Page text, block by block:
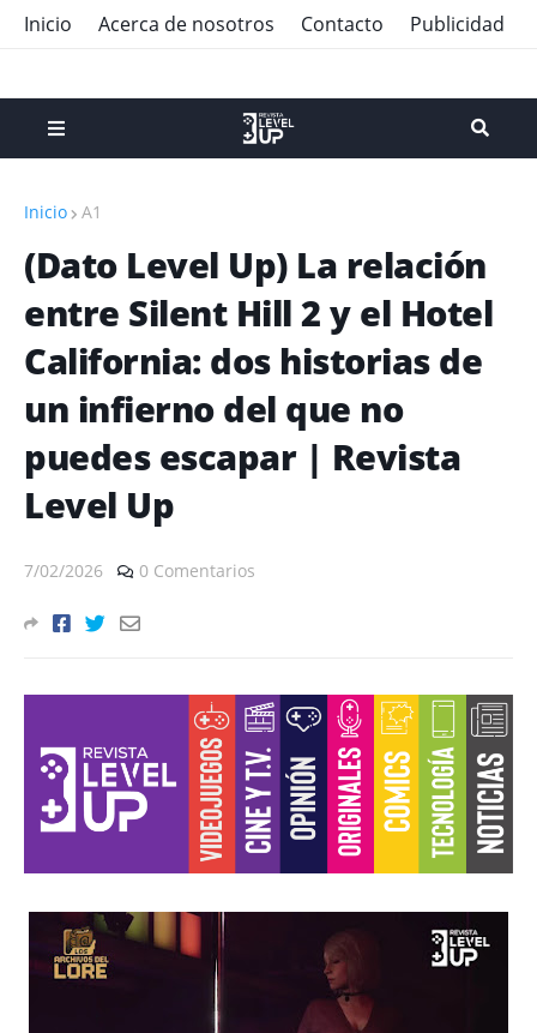
Inicio Acerca de nosotros Contacto Publicidad
Inicio A1
(Dato Level Up) La relación
entre Silent Hill 2 y el Hotel
California: dos historias de
un infierno del que no
puedes escapar | Revista
Level Up
7/02/2026 0 Comentarios